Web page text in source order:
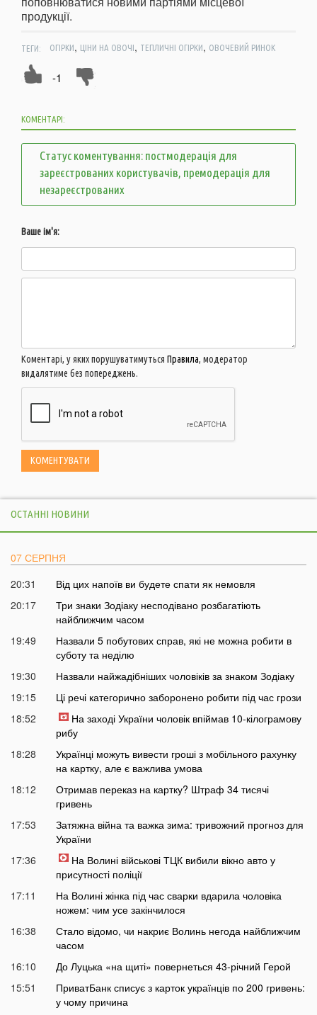
продукції.
ТЕГИ: ОГІРКИ, ЦІНИ НА ОВОЧІ, ТЕПЛИЧНІ ОГІРКИ, ОВОЧЕВИЙ РИНОК
-1
КОМЕНТАРІ:
Статус коментування: постмодерація для
зареєстрованих користувачів, премодерація для
незареєстрованих
Ваше ім'я:
Коментарі, у яких порушуватимуться Правила, модератор
видалятиме без попереджень.
ОСТАННІ НОВИНИ
07 СЕРПНЯ
20:31
Від цих напоїв ви будете спати як немовля
20:17
Три знаки Зодіаку несподівано розбагатіють
найближчим часом
19:49
Назвали 5 побутових справ, які не можна робити в
суботу та неділю
19:30
Назвали найжадібніших чоловіків за знаком Зодіаку
19:15
Ці речі категорично заборонено робити під час грози
18:52
На заході України чоловік впіймав 10-кілограмову
рибу
18:28
Українці можуть вивести гроші з мобільного рахунку
на картку, але є важлива умова
18:12
Отримав переказ на картку? Штраф 34 тисячі
гривень
17:53
Затяжна війна та важка зима: тривожний прогноз для
України
17:36
На Волині військові ТЦК вибили вікно авто у
присутності поліції
17:11
На Волині жінка під час сварки вдарила чоловіка
ножем: чим усе закінчилося
16:38
Стало відомо, чи накриє Волинь негода найближчим
часом
16:10
До Луцька «на щиті» повернеться 43-річний Герой
15:51
ПриватБанк списує з карток українців по 200 гривень:
у чому причина